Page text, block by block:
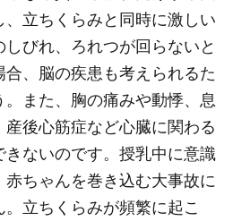
、立ちくらみと同時に激しい
びれ、ろれつが回らないと
、脳の疾患も考えられるた
また、胸の痛みや動悸、息
後心筋症など心臓に関わる
ないのです。授乳中に意識
ちゃんを巻き込む大事故に
立ちくらみが頻繁に起こ